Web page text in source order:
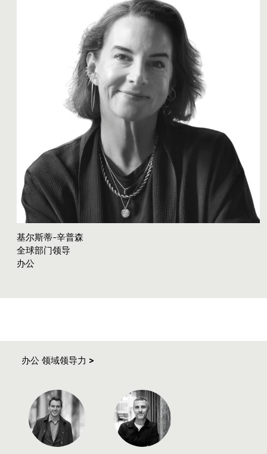
基尔斯蒂-辛普森
全球部门领导
办公
办公 领域领导力 >